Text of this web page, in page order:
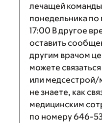
лечащей команды
понедельника по
17:00 В другое
оставить
другим врачом
можете
или медсестрой/
не знаете, как
медицинским
по номеру646-